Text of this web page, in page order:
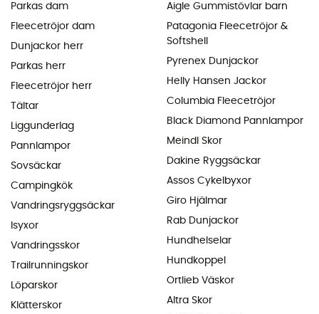
Parkas dam
Fleecetröjor dam
Dunjackor herr
Parkas herr
Fleecetröjor herr
Tältar
Liggunderlag
Pannlampor
Sovsäckar
Campingkök
Vandringsryggsäckar
Isyxor
Vandringsskor
Trailrunningskor
Löparskor
Klätterskor
Aigle Gummistövlar barn
Patagonia Fleecetröjor &
Softshell
Pyrenex Dunjackor
Helly Hansen Jackor
Columbia Fleecetröjor
Black Diamond Pannlampor
Meindl Skor
Dakine Ryggsäckar
Assos Cykelbyxor
Giro Hjälmar
Rab Dunjackor
Hundhelselar
Hundkoppel
Ortlieb Väskor
Altra Skor